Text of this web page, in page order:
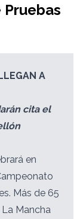
A
cita el
en
Más de 65
Mancha